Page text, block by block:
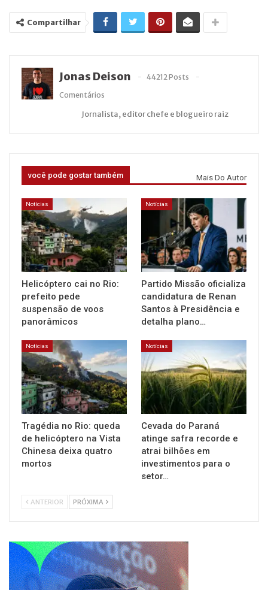
Compartilhar
Jonas Deison
44212 Posts
Comentários
Jornalista, editor chefe e blogueiro raiz
você pode gostar também Mais Do Autor
Notícias
Helicóptero cai no Rio:
prefeito pede
suspensão de voos
panorâmicos
Notícias
Partido Missão oficializa
candidatura de Renan
Santos à Presidência e
detalha plano…
Notícias
Tragédia no Rio: queda
de helicóptero na Vista
Chinesa deixa quatro
mortos
Notícias
Cevada do Paraná
atinge safra recorde e
atrai bilhões em
investimentos para o
setor…
ANTERIOR PRÓXIMA